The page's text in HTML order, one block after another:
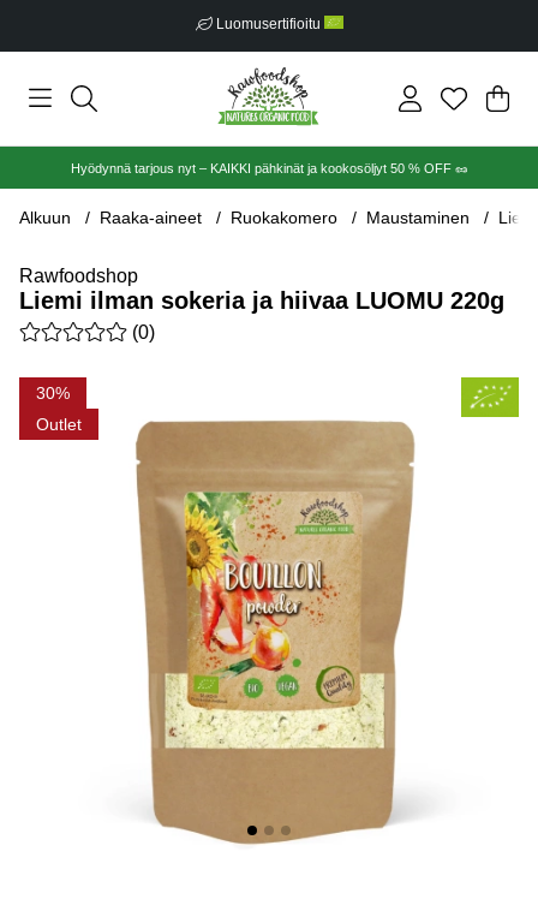
Luomusertifioitu
.
Hyödynnä tarjous nyt – KAIKKI pähkinät ja kookosöljyt 50 % OFF 🥜
Alkuun Raaka-aineet Ruokakomero Maustaminen
Rawfoodshop
Liemi ilman sokeria ja hiivaa LUOMU 220g
Keskiarvoluokitus 0 / 5 Arvioiden määrä 0
(0)
30
Outlet
Tuotekuvat Liemi ilman sokeria ja hiivaa LUOMU 220g